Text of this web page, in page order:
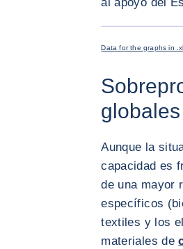
Data for the graphs in
globales
Aunque la
capacidad es
de una mayor
específicos
textiles y los
materiales de